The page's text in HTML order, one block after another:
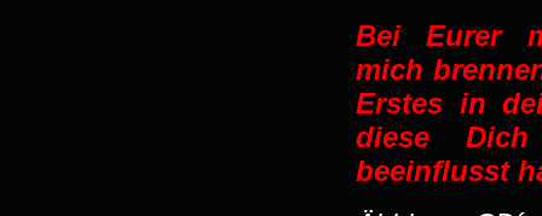
Bei Eurer
mich
Erstes in
diese
beeinflusst